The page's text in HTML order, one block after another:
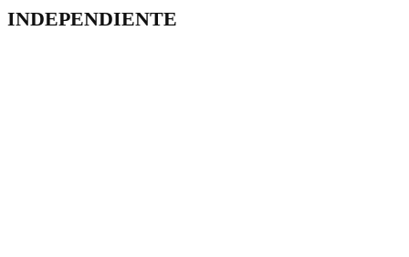
INDEPENDIENTE